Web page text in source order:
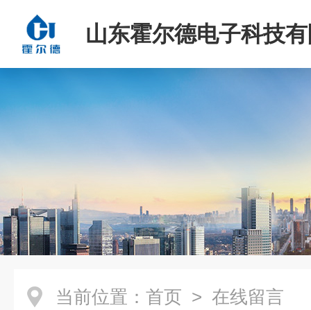
山东霍尔德电子科技
当前位置： 首页 > 在线留言